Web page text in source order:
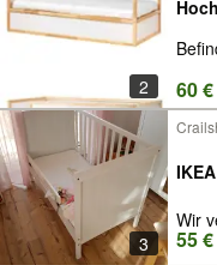
2 60 €
3
Wir
55